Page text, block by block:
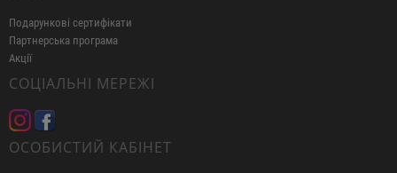
Подарункові сертифікати
Партнерська програма
Акції
СОЦІАЛЬНІ МЕРЕЖІ
ОСОБИСТИЙ КАБІНЕТ